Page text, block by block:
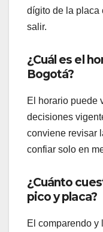
dígito de la placa
salir.
¿Cuál es el
Bogotá?
El horario puede
decisiones
conviene revisar
confiar solo en
¿Cuánto
pico y placa?
El comparendo y